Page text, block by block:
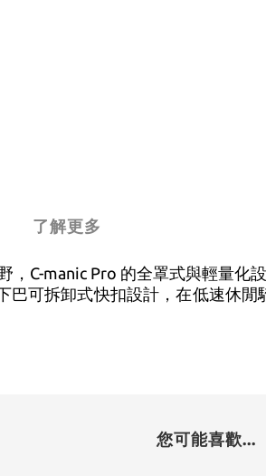
了解更多
，C-manic Pro 的全罩式與輕量化
可拆卸式快扣設計，在低速休
您可能喜歡...